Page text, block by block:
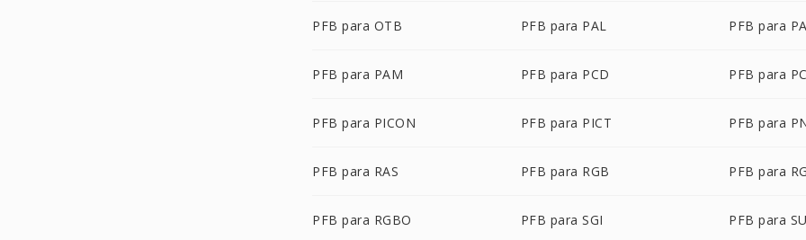
PFB para OTB PFB para PAL PFB para
PFB para PAM PFB para PCD PFB para
PFB para PICON PFB para PICT PFB para
PFB para RAS PFB para RGB PFB para
PFB para RGBO PFB para SGI PFB para